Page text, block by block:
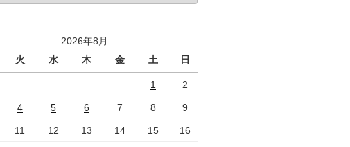
2026年8月
火 水 木 金 土 日
1 2
4 5 6 7 8 9
11 12 13 14 15 16